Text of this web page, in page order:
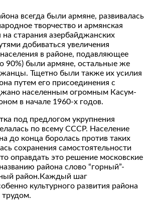
всегда были армяне, развивалась
творчество и армянская
на старания азербайджанских
добиваться увеличения
в районе, подавляющее
90%) были армяне, остальные же
Тщетно были также их усилия
путем его присоединения с
населенным огромным Касум-
в начале 1960-х годов.
под предлогом укрупнения
по всему СССР. Население
до конца боролась против таких
сохранения самостоятельности
оправдать это решение московские
района слово “горный”-
район.Каждый шаг
культурного развития района